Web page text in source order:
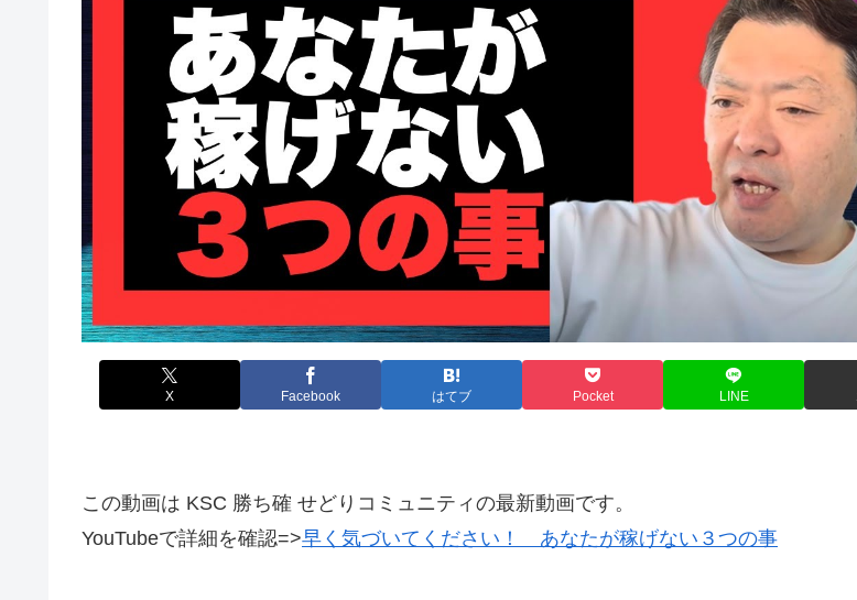
X Facebook はてブ Pocket LINE
この動画は KSC 勝ち確 せどりコミュニティの最新動画です。
YouTubeで詳細を確認=>早く気づいてください！ あなたが稼げない３つの事